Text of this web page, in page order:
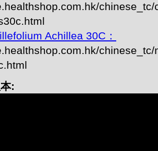
Achillea 30C：
chinese_tc/
: